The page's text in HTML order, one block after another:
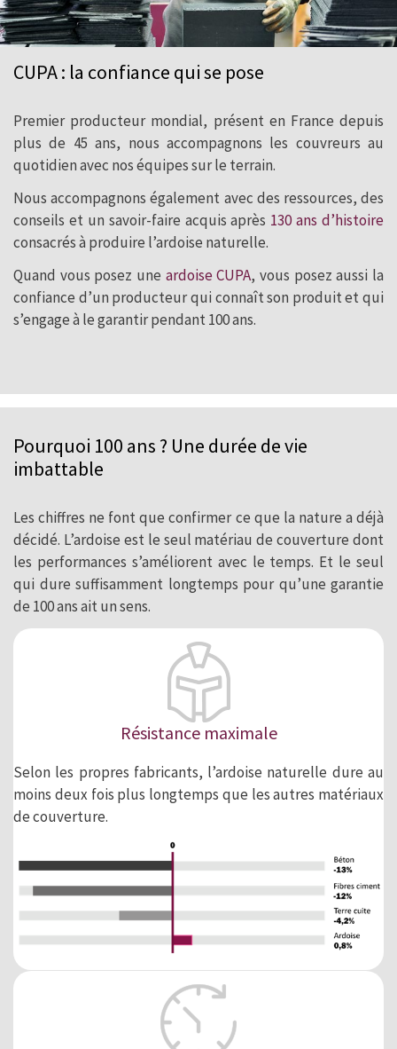
CUPA : la confiance qui se pose
Premier producteur mondial, présent en France depuis
plus de 45 ans, nous accompagnons les couvreurs au
quotidien avec nos équipes sur le terrain.
Nous accompagnons également avec des ressources, des
conseils et un savoir-faire acquis après 130 ans d’histoire
consacrés à produire l’ardoise naturelle.
Quand vous posez une ardoise CUPA, vous posez aussi la
confiance d’un producteur qui connaît son produit et qui
s’engage à le garantir pendant 100 ans.
Pourquoi 100 ans ? Une durée de vie
imbattable
Les chiffres ne font que confirmer ce que la nature a déjà
décidé. L’ardoise est le seul matériau de couverture dont
les performances s’améliorent avec le temps. Et le seul
qui dure suffisamment longtemps pour qu’une garantie
de 100 ans ait un sens.
Résistance maximale
Selon les propres fabricants, l’ardoise naturelle dure au
moins deux fois plus longtemps que les autres matériaux
de couverture.